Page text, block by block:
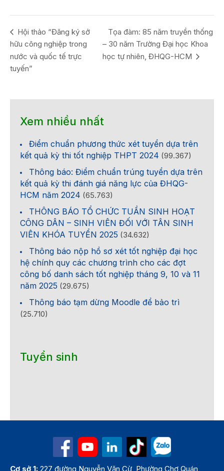
Hội thảo “Đăng ký sở
hữu công nghiệp trong
nước và quốc tế trực
tuyến”
Tọa đàm: 85 năm truyền thống
– 30 năm Trường Đại học Khoa
học tự nhiên, ĐHQG-HCM
Xem nhiều nhất
Điểm chuẩn phương thức xét tuyển dựa trên
kết quả kỳ thi tốt nghiệp THPT 2024 (99.367)
Thông báo: Điểm chuẩn trúng tuyển dựa trên
kết quả kỳ thi đánh giá năng lực của ĐHQG-
HCM năm 2024 (65.763)
THÔNG BÁO TỔ CHỨC TUẦN SINH HOẠT
CÔNG DÂN – SINH VIÊN ĐỐI VỚI TÂN SINH
VIÊN KHÓA TUYỂN 2025 (34.632)
Thông báo nộp hồ sơ xét tốt nghiệp đại học
hệ chính quy các chương trình cho các đợt
công bố danh sách tốt nghiệp tháng 9, 10 và 11
năm 2025 (29.675)
Thông báo tạm dừng Moodle để bảo trì
(25.710)
Tuyển sinh
Cơ sở 1: 227 đường Nguyễn Văn Cừ, Phường Chợ Quán,